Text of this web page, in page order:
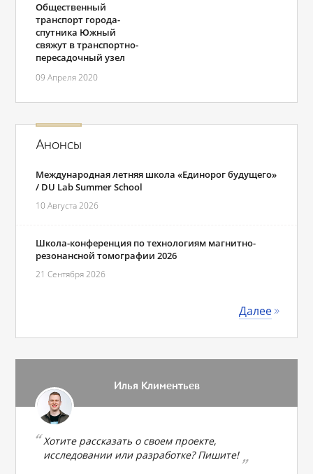
Общественный
транспорт города-
спутника Южный
свяжут в транспортно-
пересадочный узел
09 Апреля 2020
Анонсы
Международная летняя школа «Единорог будущего»
/ DU Lab Summer School
10 Августа 2026
Школа-конференция по технологиям магнитно-
резонансной томографии 2026
21 Сентября 2026
Далее
Илья Климентьев
Хотите рассказать о своем проекте,
исследовании или разработке? Пишите!